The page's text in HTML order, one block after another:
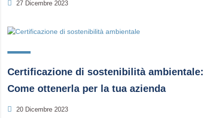
27 Dicembre 2023
Certificazione di sostenibilità ambientale:
Come ottenerla per la tua azienda
20 Dicembre 2023